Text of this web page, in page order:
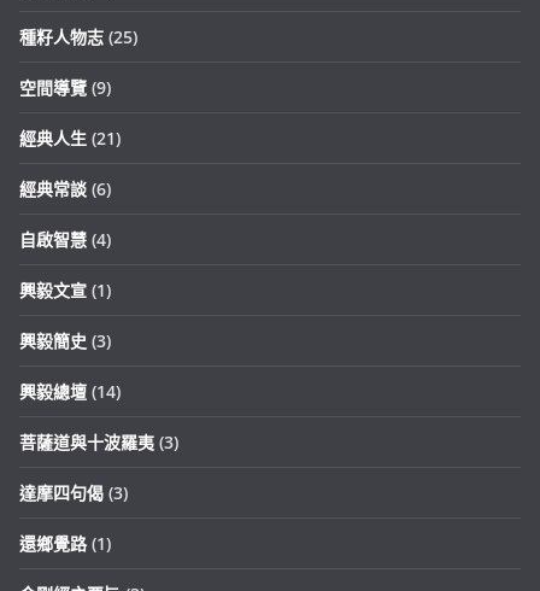
種籽人物志 (25)
空間導覽 (9)
經典人生 (21)
經典常談 (6)
自啟智慧 (4)
興毅文宣 (1)
興毅簡史 (3)
興毅總壇 (14)
菩薩道與十波羅夷 (3)
達摩四句偈 (3)
還鄉覺路 (1)